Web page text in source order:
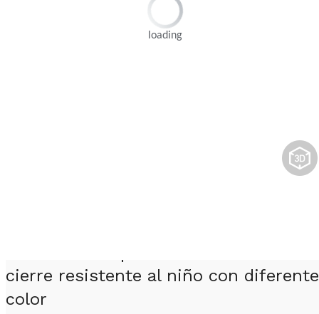
loading
cierre resistente al niño con diferente
color